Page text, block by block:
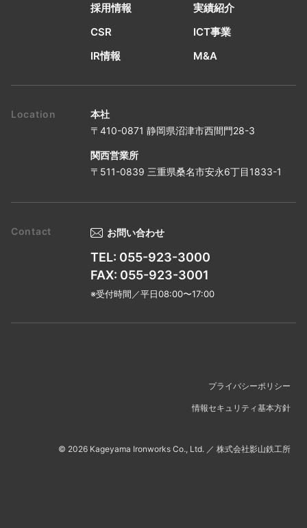
採用情報
実績紹介
CSR
ICT事業
IR情報
M&A
本社
〒410-0871 静岡県沼津市西間門28-3
関西営業所
〒511-0839 三重県桑名市安永6丁目1833-1
お問い合わせ
TEL: 055-923-3000
FAX: 055-923-3001
※受付時間／平日08:00〜17:00
プライバシーポリシー
情報セキュリティ基本方針
© 2026 Kageyama Ironworks Co., Ltd. ／ 株式会社影山鉄工所